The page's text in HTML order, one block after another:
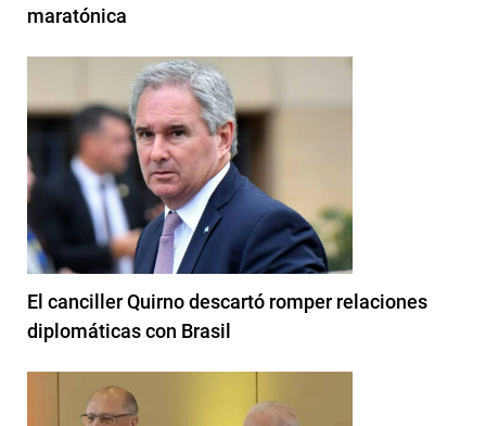
maratónica
El canciller Quirno descartó romper relaciones
diplomáticas con Brasil